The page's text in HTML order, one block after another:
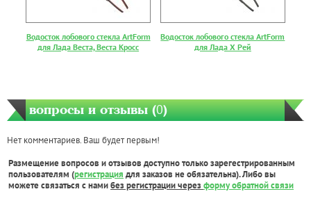
Водосток лобового стекла ArtForm
для Лада Веста, Веста Кросс
Водосток лобового стекла ArtForm
для Лада Х Рей
вопросы и отзывы (0)
Нет комментариев. Ваш будет первым!
Размещение вопросов и отзывов доступно только зарегестрированным
пользователям (регистрация для заказов не обязательна). Либо вы
можете связаться с намибез регистрации через форму обратной связи